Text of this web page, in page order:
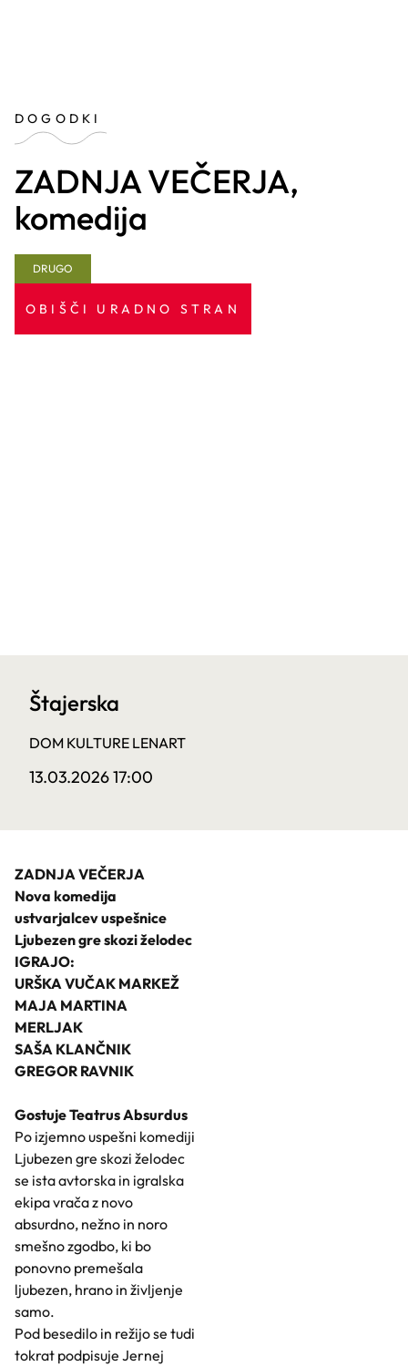
DOGODKI
ZADNJA VEČERJA,
komedija
DRUGO
OBIŠČI URADNO STRAN
Štajerska
DOM KULTURE LENART
13.03.2026 17:00
ZADNJA VEČERJA
Nova komedija
ustvarjalcev uspešnice
Ljubezen gre skozi želodec
IGRAJO:
URŠKA VUČAK MARKEŽ
MAJA MARTINA
MERLJAK
SAŠA KLANČNIK
GREGOR RAVNIK
Gostuje Teatrus Absurdus
Po izjemno uspešni komediji
Ljubezen gre skozi želodec
se ista avtorska in igralska
ekipa vrača z novo
absurdno, nežno in noro
smešno zgodbo, ki bo
ponovno premešala
ljubezen, hrano in življenje
samo.
Pod besedilo in režijo se tudi
tokrat podpisuje Jernej